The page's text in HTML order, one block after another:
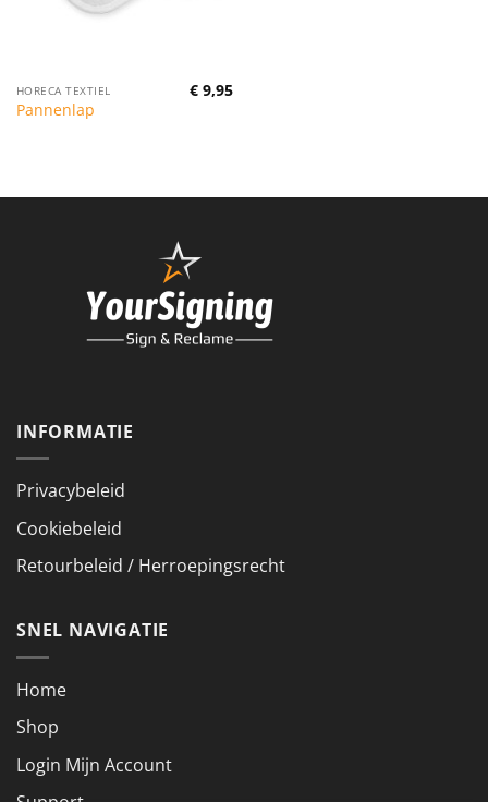
HORECA TEXTIEL
Pannenlap
€ 9,95
INFORMATIE
Privacybeleid
Cookiebeleid
Retourbeleid / Herroepingsrecht
SNEL NAVIGATIE
Home
Shop
Login Mijn Account